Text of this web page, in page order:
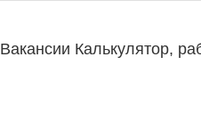
Вакансии Калькулятор,